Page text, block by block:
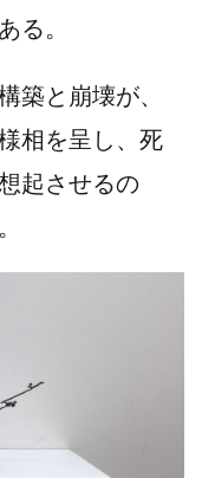
る。
築と崩壊が、
相を呈し、死
起させるの